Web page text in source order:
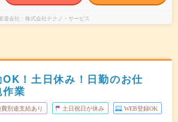
遣会社 株式会社テクノ・サービス
！土日休み！日勤のお仕
業
費別途支給あり 土日祝日が休み WEB登録OK